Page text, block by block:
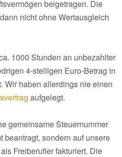
beigetragen. Die
nicht ohne Wertausgleich
1000 Stunden an unbezahlter
4-stelligen Euro-Betrag in
Wir haben allerdings nie einen
aufgelegt.
gemeinsame Steuernummer
beantragt, sondern auf unsere
Freiberufler fakturiert. Die